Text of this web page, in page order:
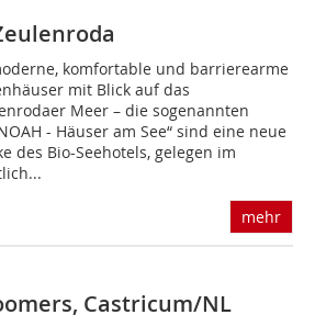
komfortable und barrierearme
mit Blick auf das
Meer – die sogenannten
- Häuser am See“ sind eine neue
des Bio-Seehotels, gelegen im
mehr
Castricum/NL